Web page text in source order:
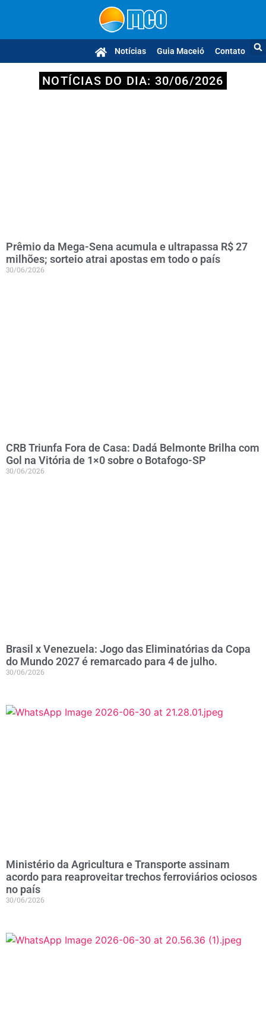
Notícias Guia Maceió Contato
NOTÍCIAS DO DIA: 30/06/2026
Prêmio da Mega-Sena acumula e ultrapassa R$ 27
milhões; sorteio atrai apostas em todo o país
30/06/2026
CRB Triunfa Fora de Casa: Dadá Belmonte Brilha com
Gol na Vitória de 1×0 sobre o Botafogo-SP
30/06/2026
Brasil x Venezuela: Jogo das Eliminatórias da Copa
do Mundo 2027 é remarcado para 4 de julho.
30/06/2026
Ministério da Agricultura e Transporte assinam
acordo para reaproveitar trechos ferroviários ociosos
no país
30/06/2026